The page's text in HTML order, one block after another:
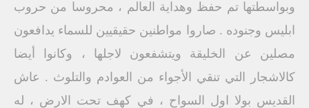
وبواسطتها تم حفظ وهداية العالم ، محروسا من حروب
ابليس وجنوده . صاروا مواطنين حقيقيين للسماء يدافعون
مصلين عن الخليقة ويتشفعون لاجلها ، وكانوا أيضا
كالاشجار التي تنقي الأجواء من العوادم والتلوث . عاش
القديس بولا اول السواح ، في كهف تحت الارض ، له